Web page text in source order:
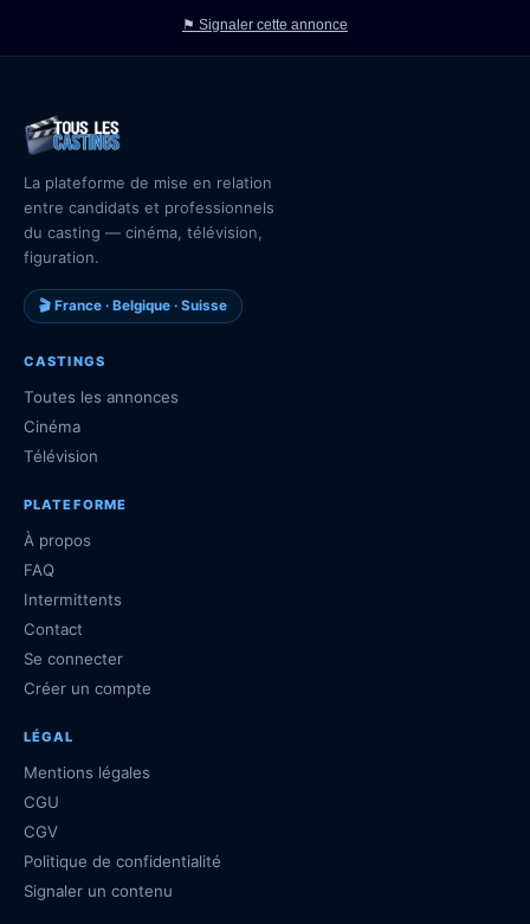
⚑ Signaler cette annonce
La plateforme de mise en relation
entre candidats et professionnels
du casting — cinéma, télévision,
figuration.
🎬 France · Belgique · Suisse
CASTINGS
Toutes les annonces
Cinéma
Télévision
PLATEFORME
À propos
FAQ
Intermittents
Contact
Se connecter
Créer un compte
LÉGAL
Mentions légales
CGU
CGV
Politique de confidentialité
Signaler un contenu